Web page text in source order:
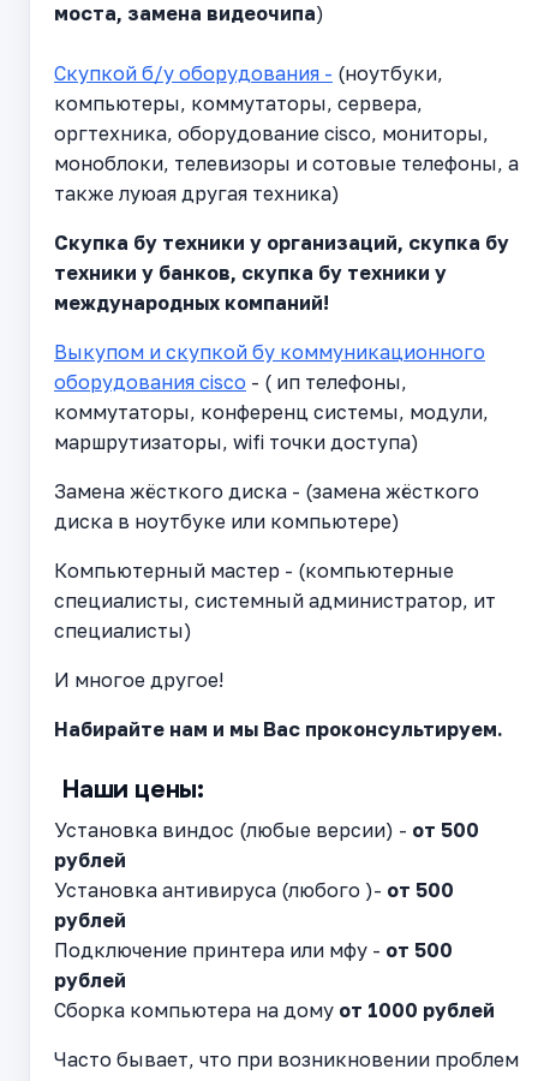
моста, замена видеочипа)
Скупкой б/у оборудования - (ноутбуки,
компьютеры, коммутаторы, сервера,
оргтехника, оборудование cisco, мониторы,
моноблоки, телевизоры и сотовые телефоны, а
также луюая другая техника)
Cкупка бу техники у организаций, скупка бу
техники у банков, скупка бу техники у
международных компаний!
Выкупом и скупкой бу коммуникационного
оборудования cisco - ( ип телефоны,
коммутаторы, конференц системы, модули,
маршрутизаторы, wifi точки доступа)
Замена жёсткого диска - (замена жёсткого
диска в ноутбуке или компьютере)
Компьютерный мастер - (компьютерные
специалисты, системный администратор, ит
специалисты)
И многое другое!
Набирайте нам и мы Вас проконсультируем.
Наши цены:
Установка виндос (любые версии) - от 500
рублей
Установка антивируса (любого )- от 500
рублей
Подключение принтера или мфу - от 500
рублей
Сборка компьютера на дому от 1000 рублей
Часто бывает, что при возникновении проблем